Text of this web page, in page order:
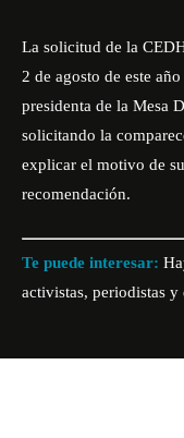
La solicitud de la
2 de agosto de este
presidenta de la Mesa
solicitando la
explicar el motivo de
recomendación.
Te puede interesar:
activistas, periodistas y